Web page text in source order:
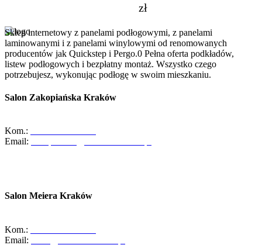
zł
Sklep internetowy z panelami podłogowymi, z panelami
laminowanymi i z panelami winylowymi od renomowanych
producentów jak Quickstep i Pergo.0 Pełna oferta podkładów,
listew podłogowych i bezpłatny montaż. Wszystko czego
potrzebujesz, wykonując podłogę w swoim mieszkaniu.
Salon Zakopiańska Kraków
Kom.:
Email:
Salon Meiera Kraków
Kom.:
Email: